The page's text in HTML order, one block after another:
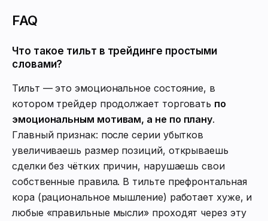
FAQ
Что такое тильт в трейдинге простыми
словами?
Тильт — это эмоциональное состояние, в
котором трейдер продолжает торговать по
эмоциональным мотивам, а не по плану.
Главный признак: после серии убытков
увеличиваешь размер позиций, открываешь
сделки без чётких причин, нарушаешь свои
собственные правила. В тильте префронтальная
кора (рациональное мышление) работает хуже, и
любые «правильные мысли» проходят через эту